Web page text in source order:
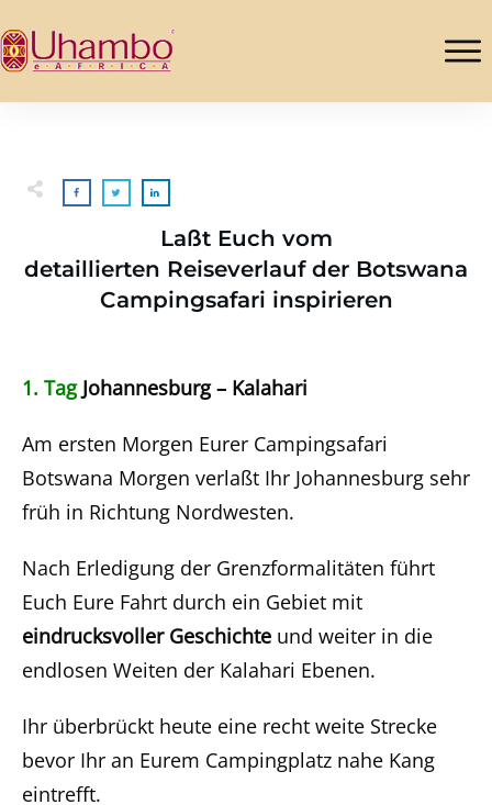
Laßt Euch vom
detaillierten Reiseverlauf der Botswana
Campingsafari inspirieren
1. Tag Johannesburg – Kalahari
Am ersten Morgen Eurer Campingsafari
Botswana Morgen verlaßt Ihr Johannesburg sehr
früh in Richtung Nordwesten.
Nach Erledigung der Grenzformalitäten führt
Euch Eure Fahrt durch ein Gebiet mit
eindrucksvoller Geschichte und weiter in die
endlosen Weiten der Kalahari Ebenen.
Ihr überbrückt heute eine recht weite Strecke
bevor Ihr an Eurem Campingplatz nahe Kang
eintrefft.